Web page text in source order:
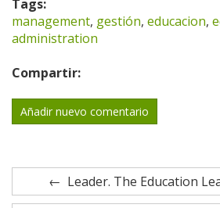
Tags:
management, gestión, educacion,
administration
Compartir:
Añadir nuevo comentario
Leader. The Education